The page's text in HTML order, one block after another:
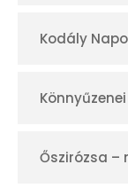
Kodály
Őszirózsa –